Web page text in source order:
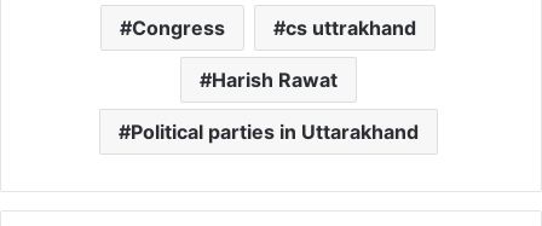
Congress cs uttrakhand
Harish Rawat
Political parties in Uttarakhand